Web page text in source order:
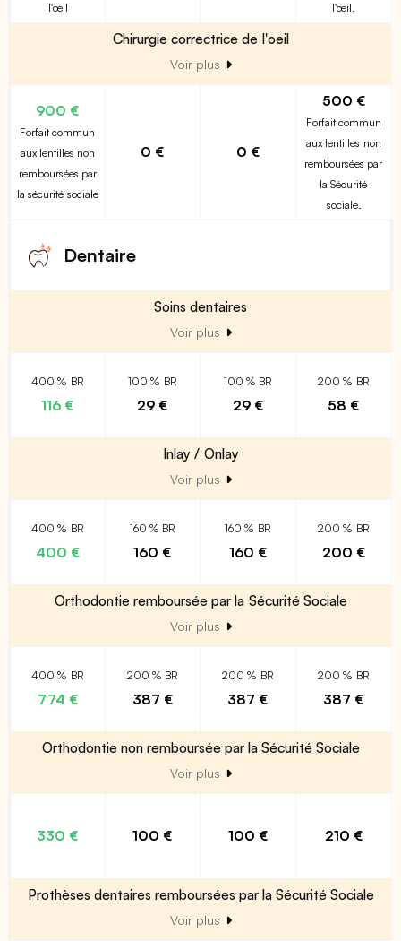
l'œil
l'œil.
Chirurgie correctrice de l'oeil
Voir plus
900 €
Forfait commun
aux lentilles non
remboursées par
la sécurité sociale
0 € 0 €
500 €
Forfait commun
aux lentilles non
remboursées par
la Sécurité
sociale.
Dentaire
Soins dentaires
Voir plus
400 % BR
116 €
100 % BR
29 €
100 % BR
29 €
200 % BR
58 €
Inlay / Onlay
Voir plus
400 % BR
400 €
160 % BR
160 €
160 % BR
160 €
200 % BR
200 €
Orthodontie remboursée par la Sécurité Sociale
Voir plus
400 % BR
774 €
200 % BR
387 €
200 % BR
387 €
200 % BR
387 €
Orthodontie non remboursée par la Sécurité Sociale
Voir plus
330 € 100 € 100 € 210 €
Prothèses dentaires remboursées par la Sécurité Sociale
Voir plus